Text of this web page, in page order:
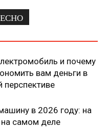
и почему
вам деньги в
перспективе
в 2026 году: на
на самом деле